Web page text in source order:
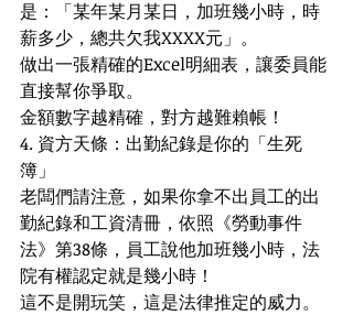
是：「某年某月某日，加班幾小時，時
薪多少，總共欠我XXXX元」。
做出一張精確的Excel明細表，讓委員能
直接幫你爭取。
金額數字越精確，對方越難賴帳！
4. 資方天條：出勤紀錄是你的「生死
簿」
老闆們請注意，如果你拿不出員工的出
勤紀錄和工資清冊，依照《勞動事件
法》第38條，員工說他加班幾小時，法
院有權認定就是幾小時！
這不是開玩笑，這是法律推定的威力。